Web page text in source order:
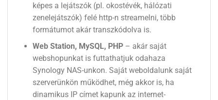
képes a lejátszók (pl. okostévék, hálózati
zenelejátszók) felé http-n streamelni, több
formátumot akár transzkódolva is.
Web Station, MySQL, PHP– akár saját
webshopunkat is futtathatjuk odahaza
Synology NAS-unkon. Saját weboldalunk saját
szerverünkön működhet, még akkor is, ha
dinamikus IP címet kapunk az internet-